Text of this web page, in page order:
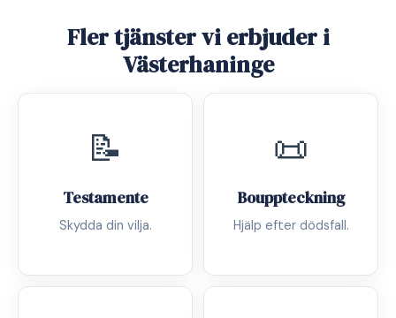
Fler tjänster vi erbjuder i
Västerhaninge
📝
Testamente
Skydda din vilja.
📜
Bouppteckning
Hjälp efter dödsfall.